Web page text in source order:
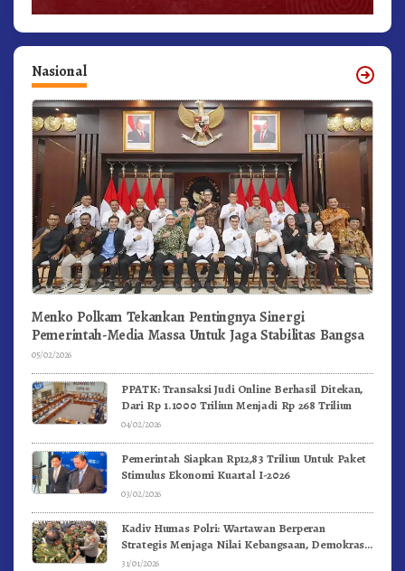
Nasional
Menko Polkam Tekankan Pentingnya Sinergi
Pemerintah-Media Massa Untuk Jaga Stabilitas Bangsa
05/02/2026
PPATK: Transaksi Judi Online Berhasil Ditekan,
Dari Rp 1.1000 Triliun Menjadi Rp 268 Triliun
04/02/2026
Pemerintah Siapkan Rp12,83 Triliun Untuk Paket
Stimulus Ekonomi Kuartal I-2026
03/02/2026
Kadiv Humas Polri: Wartawan Berperan
Strategis Menjaga Nilai Kebangsaan, Demokrasi,
dan NKRI
31/01/2026